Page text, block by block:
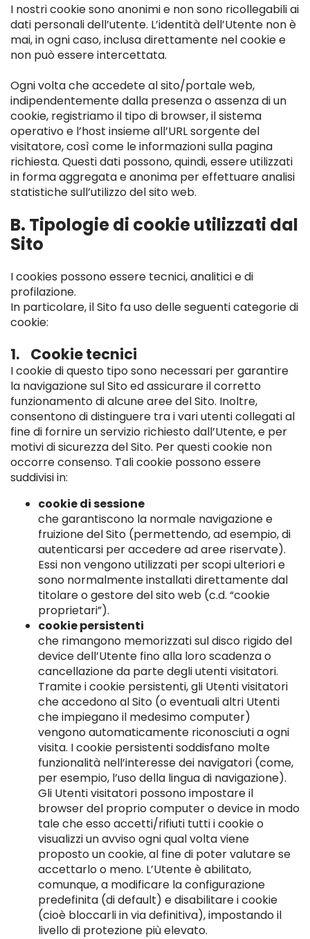
I nostri cookie sono anonimi e non sono ricollegabili ai
dati personali dell’utente. L’identità dell’Utente non è
mai, in ogni caso, inclusa direttamente nel cookie e
non può essere intercettata.
Ogni volta che accedete al sito/portale web,
indipendentemente dalla presenza o assenza di un
cookie, registriamo il tipo di browser, il sistema
operativo e l’host insieme all’URL sorgente del
visitatore, così come le informazioni sulla pagina
richiesta. Questi dati possono, quindi, essere utilizzati
in forma aggregata e anonima per effettuare analisi
statistiche sull’utilizzo del sito web.
B. Tipologie di cookie utilizzati dal
Sito
I cookies possono essere tecnici, analitici e di
profilazione.
In particolare, il Sito fa uso delle seguenti categorie di
cookie:
1. Cookie tecnici
I cookie di questo tipo sono necessari per garantire
la navigazione sul Sito ed assicurare il corretto
funzionamento di alcune aree del Sito. Inoltre,
consentono di distinguere tra i vari utenti collegati al
fine di fornire un servizio richiesto dall’Utente, e per
motivi di sicurezza del Sito. Per questi cookie non
occorre consenso. Tali cookie possono essere
suddivisi in:
cookie di sessione
che garantiscono la normale navigazione e
fruizione del Sito (permettendo, ad esempio, di
autenticarsi per accedere ad aree riservate).
Essi non vengono utilizzati per scopi ulteriori e
sono normalmente installati direttamente dal
titolare o gestore del sito web (c.d. “cookie
proprietari”).
cookie persistenti
che rimangono memorizzati sul disco rigido del
device dell’Utente fino alla loro scadenza o
cancellazione da parte degli utenti visitatori.
Tramite i cookie persistenti, gli Utenti visitatori
che accedono al Sito (o eventuali altri Utenti
che impiegano il medesimo computer)
vengono automaticamente riconosciuti a ogni
visita. I cookie persistenti soddisfano molte
funzionalità nell’interesse dei navigatori (come,
per esempio, l’uso della lingua di navigazione).
Gli Utenti visitatori possono impostare il
browser del proprio computer o device in modo
tale che esso accetti/rifiuti tutti i cookie o
visualizzi un avviso ogni qual volta viene
proposto un cookie, al fine di poter valutare se
accettarlo o meno. L’Utente è abilitato,
comunque, a modificare la configurazione
predefinita (di default) e disabilitare i cookie
(cioè bloccarli in via definitiva), impostando il
livello di protezione più elevato.